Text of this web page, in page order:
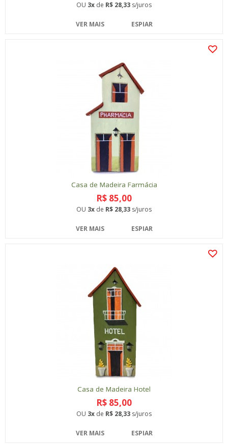
OU 3x de R$ 28,33 s/juros
VER MAIS ESPIAR
Casa de Madeira Farmácia
R$ 85,00
OU 3x de R$ 28,33 s/juros
VER MAIS ESPIAR
Casa de Madeira Hotel
R$ 85,00
OU 3x de R$ 28,33 s/juros
VER MAIS ESPIAR